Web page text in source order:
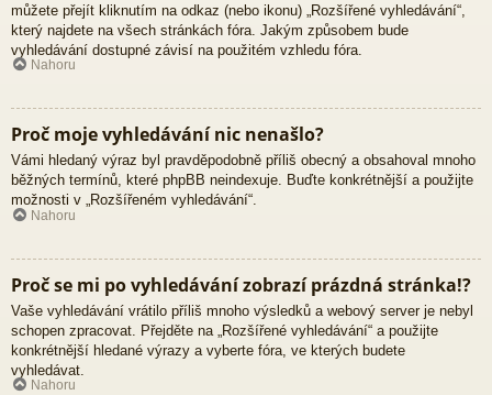
můžete přejít kliknutím na odkaz (nebo ikonu) „Rozšířené vyhledávání“,
který najdete na všech stránkách fóra. Jakým způsobem bude
vyhledávání dostupné závisí na použitém vzhledu fóra.
Nahoru
Proč moje vyhledávání nic nenašlo?
Vámi hledaný výraz byl pravděpodobně příliš obecný a obsahoval mnoho
běžných termínů, které phpBB neindexuje. Buďte konkrétnější a použijte
možnosti v „Rozšířeném vyhledávání“.
Nahoru
Proč se mi po vyhledávání zobrazí prázdná stránka!?
Vaše vyhledávání vrátilo příliš mnoho výsledků a webový server je nebyl
schopen zpracovat. Přejděte na „Rozšířené vyhledávání“ a použijte
konkrétnější hledané výrazy a vyberte fóra, ve kterých budete
vyhledávat.
Nahoru